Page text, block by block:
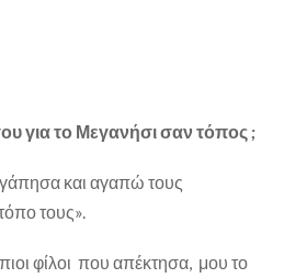
για το Μεγανήσι σαν τόπος ;
και αγαπώ τους
τους».
φίλοι που απέκτησα, μου το